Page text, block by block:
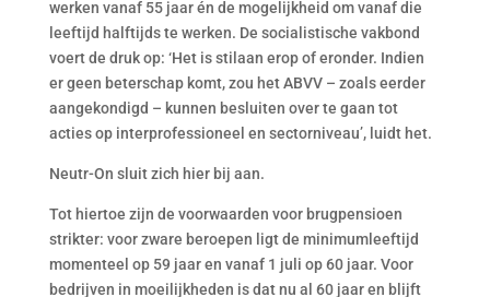
werken vanaf 55 jaar én de mogelijkheid om vanaf die
leeftijd halftijds te werken. De socialistische vakbond
voert de druk op: ‘Het is stilaan erop of eronder. Indien
er geen beterschap komt, zou het ABVV – zoals eerder
aangekondigd – kunnen besluiten over te gaan tot
acties op interprofessioneel en sectorniveau’, luidt het.
Neutr-On sluit zich hier bij aan.
Tot hiertoe zijn de voorwaarden voor brugpensioen
strikter: voor zware beroepen ligt de minimumleeftijd
momenteel op 59 jaar en vanaf 1 juli op 60 jaar. Voor
bedrijven in moeilijkheden is dat nu al 60 jaar en blijft